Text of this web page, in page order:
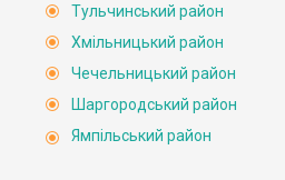
Тульчинський район
Хмільницький район
Чечельницький район
Шаргородський район
Ямпільський район